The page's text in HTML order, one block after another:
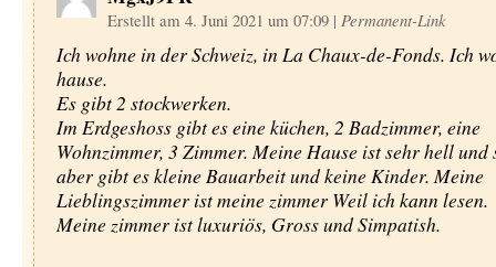
Erstellt am 4. Juni 2021 um 07:09 | Permanent-Link
Ich wohne in der Schweiz, in La Chaux-de-Fonds. Ich
hause.
Es gibt 2 stockwerken.
Im Erdgeshoss gibt es eine küchen, 2 Badzimmer, eine
Wohnzimmer, 3 Zimmer. Meine Hause ist sehr hell und
aber gibt es kleine Bauarbeit und keine Kinder. Meine
Lieblingszimmer ist meine zimmer Weil ich kann lesen.
Meine zimmer ist luxuriös, Gross und Simpatish.